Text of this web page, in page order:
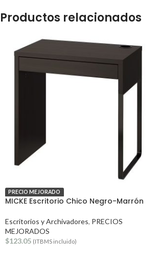
Productos relacionados
PRECIO MEJORADO
MICKE Escritorio Chico Negro-Marrón
Escritorios y Archivadores, PRECIOS
MEJORADOS
$123.05 (ITBMS incluido)